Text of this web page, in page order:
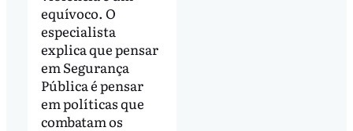
equívoco. O
especialista
explica que pensar
em Segurança
Pública é pensar
em políticas que
combatam os